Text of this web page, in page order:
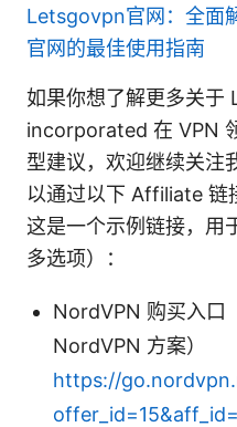
Letsgovpn官网：全面
官网的最佳使用指南
如果你想了解更多关
incorporated 在 VPN
型建议，欢迎继续关注
以通过以下 Affiliate 链
这是一个示例链接，用
多选项）：
NordVPN 购买入口
NordVPN 方案）
https://